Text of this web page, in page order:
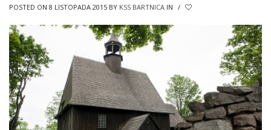
POSTED ON 8 LISTOPADA 2015 BY KSS BARTNICA IN /